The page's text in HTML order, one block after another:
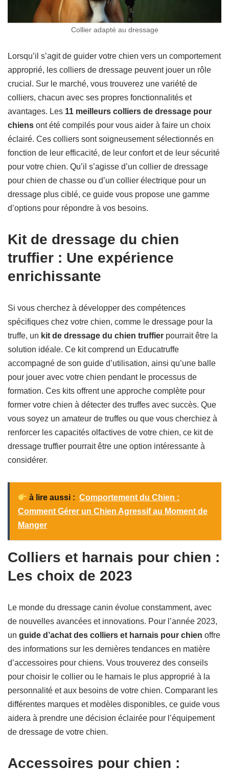
Collier adapté au dressage
Lorsqu’il s’agit de guider votre chien vers un comportement
approprié, les colliers de dressage peuvent jouer un rôle
crucial. Sur le marché, vous trouverez une variété de
colliers, chacun avec ses propres fonctionnalités et
avantages. Les 11 meilleurs colliers de dressage pour
chiens ont été compilés pour vous aider à faire un choix
éclairé. Ces colliers sont soigneusement sélectionnés en
fonction de leur efficacité, de leur confort et de leur sécurité
pour votre chien. Qu’il s’agisse d’un collier de dressage
pour chien de chasse ou d’un collier électrique pour un
dressage plus ciblé, ce guide vous propose une gamme
d’options pour répondre à vos besoins.
Kit de dressage du chien
truffier : Une expérience
enrichissante
Si vous cherchez à développer des compétences
spécifiques chez votre chien, comme le dressage pour la
truffe, un kit de dressage du chien truffier pourrait être la
solution idéale. Ce kit comprend un Educatruffe
accompagné de son guide d’utilisation, ainsi qu’une balle
pour jouer avec votre chien pendant le processus de
formation. Ces kits offrent une approche complète pour
former votre chien à détecter des truffes avec succès. Que
vous soyez un amateur de truffes ou que vous cherchiez à
renforcer les capacités olfactives de votre chien, ce kit de
dressage truffier pourrait être une option intéressante à
considérer.
à lire aussi : Comportement du Chien :
Comment Gérer un Chien Agressif au Moment de
Manger
Colliers et harnais pour chien :
Les choix de 2023
Le monde du dressage canin évolue constamment, avec
de nouvelles avancées et innovations. Pour l’année 2023,
un guide d’achat des colliers et harnais pour chien offre
des informations sur les dernières tendances en matière
d’accessoires pour chiens. Vous trouverez des conseils
pour choisir le collier ou le harnais le plus approprié à la
personnalité et aux besoins de votre chien. Comparant les
différentes marques et modèles disponibles, ce guide vous
aidera à prendre une décision éclairée pour l’équipement
de dressage de votre chien.
Accessoires pour chien :